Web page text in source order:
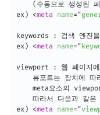
ex) <meta name= "
keywords : 검색 엔진
ex) <meta name= "
viewport : 웹 페이지에
ex) <meta name= "